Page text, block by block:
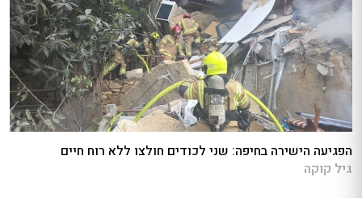
הפגיעה הישירה בחיפה: שני לכודים חולצו ללא רוח חיים
גיל קוקה